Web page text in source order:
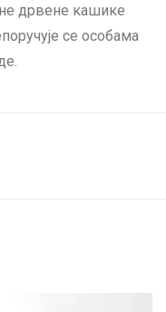
дрвене кашике
се особама